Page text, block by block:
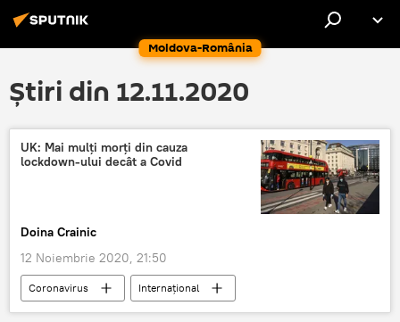
Moldova-România
Știri din 12.11.2020
UK: Mai mulţi morţi din cauza
lockdown-ului decât a Covid
Doina Crainic
12 Noiembrie 2020, 21:50
Coronavirus
Internaţional
SĂNĂTATE
Societate
Marea Britanie